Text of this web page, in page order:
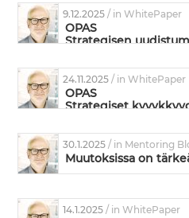
9.12.2025/ in WhitePaper
OPAS
Strategisen uudistumisen toimeenpano –
24.11.2025/ in WhitePaper
OPAS
Strategiset kyvykkyydet
30.1.2025/ in Mentoring
14.1.2025/ in WhitePaper